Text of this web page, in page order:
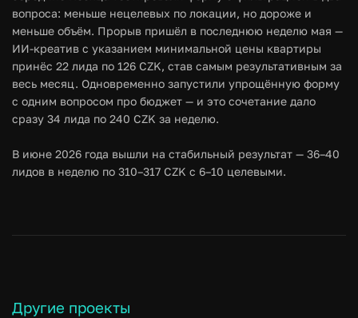
вопроса: меньше нецелевых по локации, но дороже и
меньше объём. Прорыв пришёл в последнюю неделю мая —
ИИ-креатив с указанием минимальной цены квартиры
принёс 22 лида по 126 CZK, став самым результативным за
весь месяц. Одновременно запустили упрощённую форму
с одним вопросом про бюджет — и это сочетание дало
сразу 34 лида по 240 CZK за неделю.
В июне 2026 года вышли на стабильный результат — 36–40
лидов в неделю по 310–317 CZK с 6–10 целевыми.
Другие проекты